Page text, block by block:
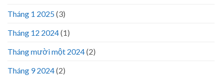
Tháng 1 2025(3)
Tháng 12 2024(1)
Tháng mười một 2024(2)
Tháng 9 2024(2)